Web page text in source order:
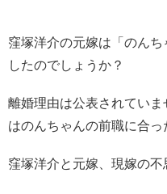
窪塚洋介の元嫁は「のん
したのでしょうか？
離婚理由は公表されてい
はのんちゃんの前職に合っ
窪塚洋介と元嫁、現嫁の不